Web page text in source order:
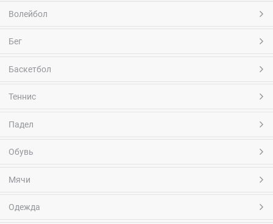
Волейбол
Бег
Баскетбол
Теннис
Падел
Обувь
Мячи
Одежда